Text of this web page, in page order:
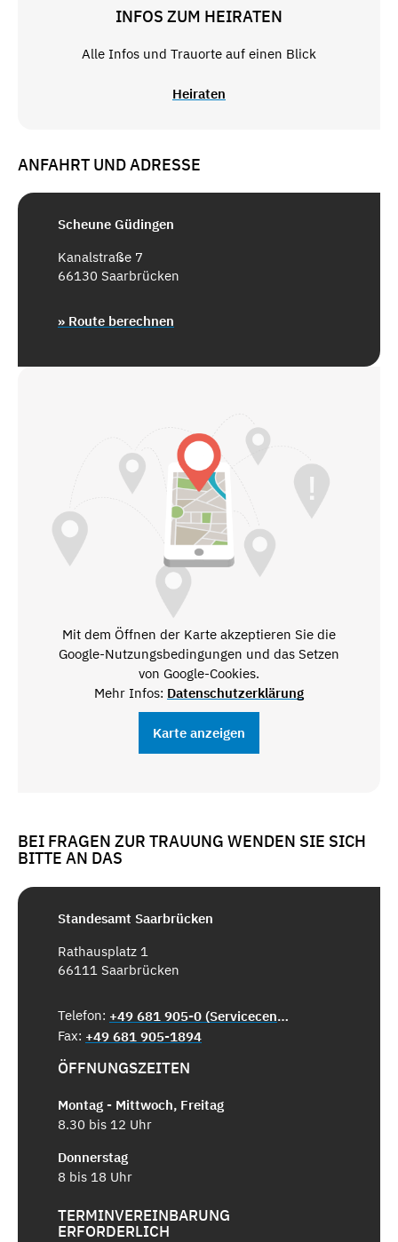
INFOS ZUM HEIRATEN
Alle Infos und Trauorte auf einen Blick
Heiraten
ANFAHRT UND ADRESSE
Scheune Güdingen
Kanalstraße 7
66130 Saarbrücken
» Route berechnen
Mit dem Öffnen der Karte akzeptieren Sie die
Google-Nutzungsbedingungen und das Setzen
von Google-Cookies.
Mehr Infos: Datenschutzerklärung
Karte anzeigen
BEI FRAGEN ZUR TRAUUNG WENDEN SIE SICH
BITTE AN DAS
Standesamt Saarbrücken
Rathausplatz 1
66111 Saarbrücken
Telefon:
+49 681 905-0 (Servicecenter)
Fax: +49 681 905-1894
ÖFFNUNGSZEITEN
Montag - Mittwoch, Freitag
8.30 bis 12 Uhr
Donnerstag
8 bis 18 Uhr
TERMINVEREINBARUNG
ERFORDERLICH